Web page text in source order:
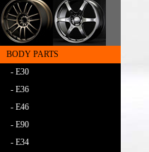
BODY PARTS
- E30
- E36
- E46
- E90
- E34